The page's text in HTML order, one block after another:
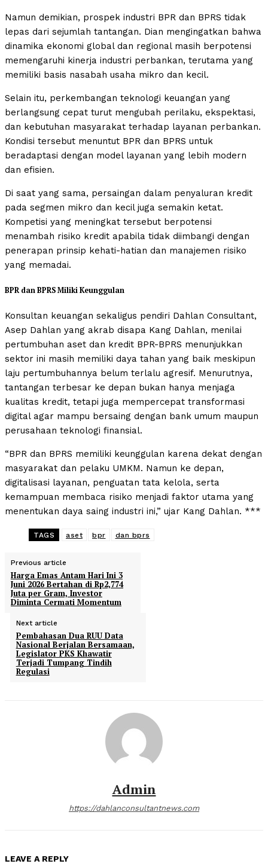
Namun demikian, prospek industri BPR dan BPRS tidak
lepas dari sejumlah tantangan. Dian mengingatkan bahwa
dinamika ekonomi global dan regional masih berpotensi
memengaruhi kinerja industri perbankan, terutama yang
memiliki basis nasabah usaha mikro dan kecil.
Selain itu, perkembangan teknologi keuangan yang
berlangsung cepat turut mengubah perilaku, ekspektasi,
dan kebutuhan masyarakat terhadap layanan perbankan.
Kondisi tersebut menuntut BPR dan BPRS untuk
beradaptasi dengan model layanan yang lebih modern
dan efisien.
Di saat yang sama, persaingan dalam penyaluran kredit
pada segmen mikro dan kecil juga semakin ketat.
Kompetisi yang meningkat tersebut berpotensi
menambah risiko kredit apabila tidak diimbangi dengan
penerapan prinsip kehati-hatian dan manajemen risiko
yang memadai.
BPR dan BPRS Miliki Keunggulan
Konsultan keuangan sekaligus pendiri Dahlan Consultant,
Asep Dahlan yang akrab disapa Kang Dahlan, menilai
pertumbuhan aset dan kredit BPR-BPRS menunjukkan
sektor ini masih memiliki daya tahan yang baik meskipun
laju pertumbuhannya belum terlalu agresif. Menurutnya,
tantangan terbesar ke depan bukan hanya menjaga
kualitas kredit, tetapi juga mempercepat transformasi
digital agar mampu bersaing dengan bank umum maupun
perusahaan teknologi finansial.
“BPR dan BPRS memiliki keunggulan karena dekat dengan
masyarakat dan pelaku UMKM. Namun ke depan,
digitalisasi layanan, penguatan tata kelola, serta
kemampuan membaca risiko menjadi faktor utama yang
menentukan daya saing industri ini,” ujar Kang Dahlan. ***
TAGS aset bpr dan bprs
Previous article
Harga Emas Antam Hari Ini 3
Juni 2026 Bertahan di Rp2,774
Juta per Gram, Investor
Diminta Cermati Momentum
Next article
Pembahasan Dua RUU Data
Nasional Berjalan Bersamaan,
Legislator PKS Khawatir
Terjadi Tumpang Tindih
Regulasi
Admin
https://dahlanconsultantnews.com
LEAVE A REPLY